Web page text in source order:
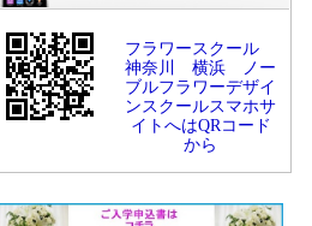
フラワースクール
神奈川 横浜 ノー
ブルフラワーデザイ
ンスクールスマホサ
イトへはQRコード
から